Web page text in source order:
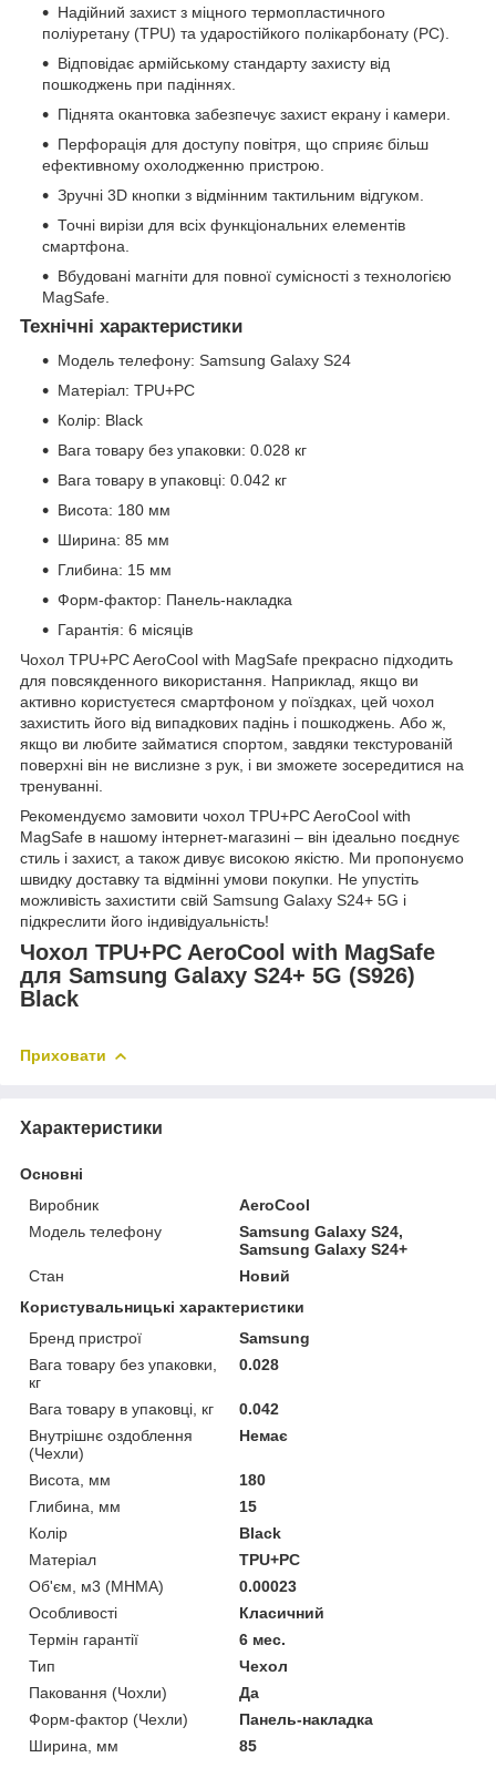
Надійний захист з міцного термопластичного
поліуретану (TPU) та ударостійкого полікарбонату (PC).
Відповідає армійському стандарту захисту від
пошкоджень при падіннях.
Піднята окантовка забезпечує захист екрану і камери.
Перфорація для доступу повітря, що сприяє більш
ефективному охолодженню пристрою.
Зручні 3D кнопки з відмінним тактильним відгуком.
Точні вирізи для всіх функціональних елементів
смартфона.
Вбудовані магніти для повної сумісності з технологією
MagSafe.
Технічні характеристики
Модель телефону: Samsung Galaxy S24
Матеріал: TPU+PC
Колір: Black
Вага товару без упаковки: 0.028 кг
Вага товару в упаковці: 0.042 кг
Висота: 180 мм
Ширина: 85 мм
Глибина: 15 мм
Форм-фактор: Панель-накладка
Гарантія: 6 місяців
Чохол TPU+PC AeroCool with MagSafe прекрасно підходить
для повсякденного використання. Наприклад, якщо ви
активно користуєтеся смартфоном у поїздках, цей чохол
захистить його від випадкових падінь і пошкоджень. Або ж,
якщо ви любите займатися спортом, завдяки текстурованій
поверхні він не вислизне з рук, і ви зможете зосередитися на
тренуванні.
Рекомендуємо замовити чохол TPU+PC AeroCool with
MagSafe в нашому інтернет-магазині – він ідеально поєднує
стиль і захист, а також дивує високою якістю. Ми пропонуємо
швидку доставку та відмінні умови покупки. Не упустіть
можливість захистити свій Samsung Galaxy S24+ 5G і
підкреслити його індивідуальність!
Чохол TPU+PC AeroCool with MagSafe
для Samsung Galaxy S24+ 5G (S926)
Black
Приховати
Характеристики
Основні
Виробник
AeroCool
Модель телефону
Samsung Galaxy S24,
Samsung Galaxy S24+
Стан
Новий
Користувальницькі характеристики
Бренд пристрої
Samsung
Вага товару без упаковки,
кг
0.028
Вага товару в упаковці, кг
0.042
Внутрішнє оздоблення
(Чехли)
Немає
Висота, мм
180
Глибина, мм
15
Колір
Black
Матеріал
TPU+PC
Об'єм, м3 (МНМА)
0.00023
Особливості
Класичний
Термін гарантії
6 мес.
Тип
Чехол
Паковання (Чохли)
Да
Форм-фактор (Чехли)
Панель-накладка
Ширина, мм
85